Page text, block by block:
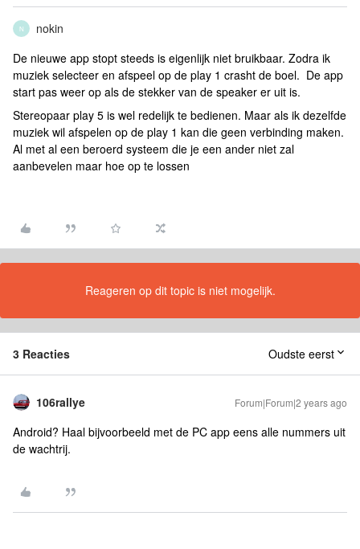
N
nokin
De nieuwe app stopt steeds is eigenlijk niet bruikbaar. Zodra ik
muziek selecteer en afspeel op de play 1 crasht de boel. De app
start pas weer op als de stekker van de speaker er uit is.
Stereopaar play 5 is wel redelijk te bedienen. Maar als ik dezelfde
muziek wil afspelen op de play 1 kan die geen verbinding maken.
Al met al een beroerd systeem die je een ander niet zal
aanbevelen maar hoe op te lossen
Reageren op dit topic is niet mogelijk.
3 Reacties Oudste eerst
106rallye Forum|Forum|2 years ago
Android? Haal bijvoorbeeld met de PC app eens alle nummers uit
de wachtrij.